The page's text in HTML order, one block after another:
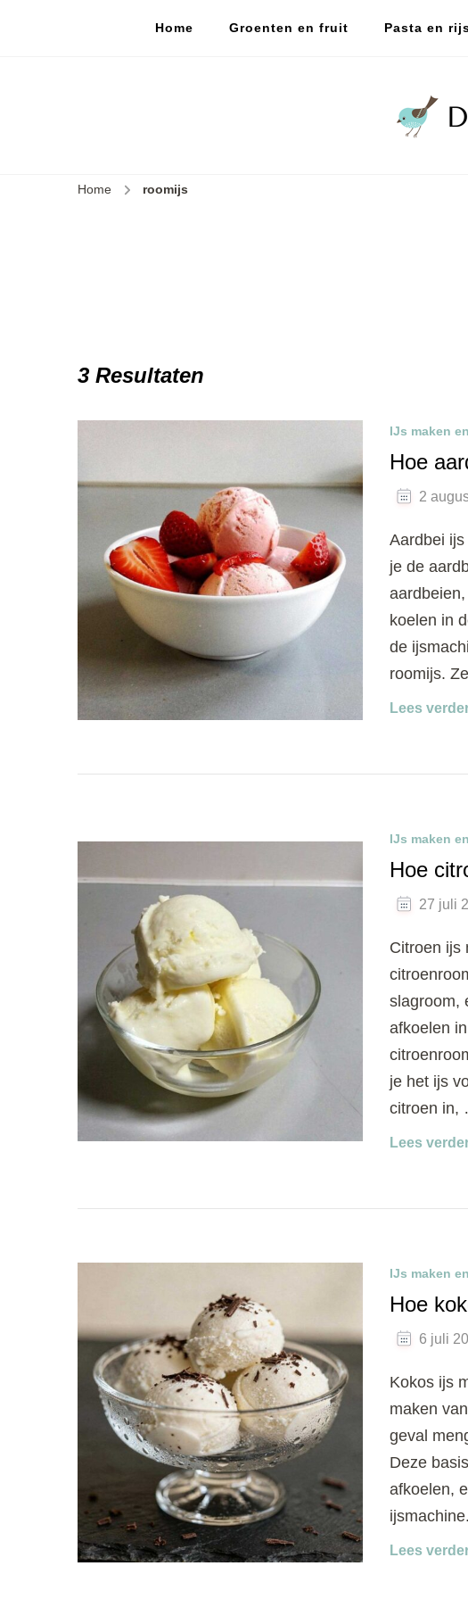
Home Groenten en fruit Pasta en
Home roomijs
3 Resultaten
IJs maken
Hoe
2
Aardbei
je de
koelen in
de
roomijs.
Lees
IJs maken
Hoe
27 juli
Citroen ijs
slagroom,
afkoelen
je het ijs
citroen in,
Lees
IJs maken
Hoe
6 juli
Kokos ijs
maken
geval
Deze
afkoelen,
Lees